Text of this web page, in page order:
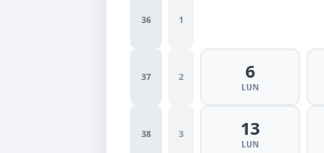
36 1
37 2 6
LUN
38 3 13
LUN